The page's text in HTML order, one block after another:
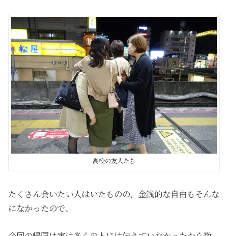
高校の友人たち
たくさん会いたい人はいたものの、金銭的な自由もそんな
になかったので、